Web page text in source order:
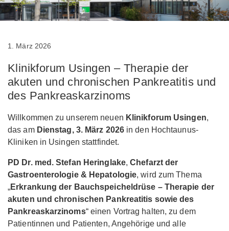
1. März 2026
Klinikforum Usingen – Therapie der
akuten und chronischen Pankreatitis und
des Pankreaskarzinoms
Willkommen zu unserem neuen Klinikforum Usingen,
das am Dienstag, 3. März 2026 in den Hochtaunus-
Kliniken in Usingen stattfindet.
PD Dr. med. Stefan Heringlake,Chefarzt der
Gastroenterologie & Hepatologie, wird zum Thema
„Erkrankung der Bauchspeicheldrüse – Therapie der
akuten und chronischen Pankreatitis sowie des
Pankreaskarzinoms“ einen Vortrag halten, zu dem
Patientinnen und Patienten, Angehörige und alle